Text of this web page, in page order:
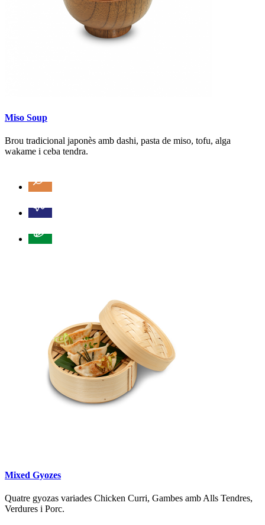
Miso Soup
Brou tradicional japonès amb dashi, pasta de miso, tofu, alga
wakame i ceba tendra.
Mixed Gyozes
Quatre gyozas variades Chicken Curri, Gambes amb Alls Tendres,
Verdures i Porc.